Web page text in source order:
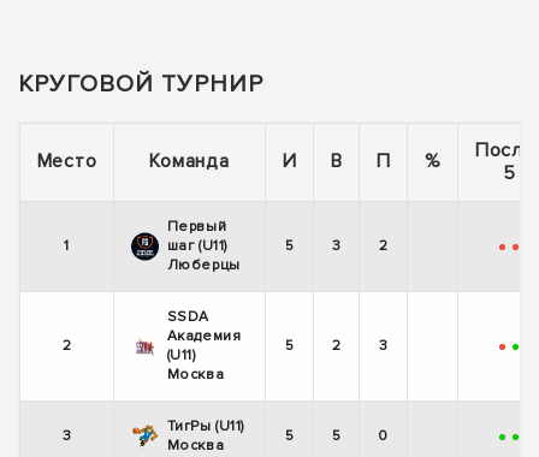
КРУГОВОЙ ТУРНИР
Место Команда И В П %
5
1
Первый
шаг (U11)
Люберцы
5 3 2 - -
2
SSDA
Академия
(U11)
Москва
5 2 3 - +
3
ТигРы (U11)
Москва
5 5 0 + +